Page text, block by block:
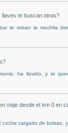
llaves te buscan otras?
te roban la mochila
ha llovido, y te
viaje desde el km 0 en
coche cargado de bolsas,